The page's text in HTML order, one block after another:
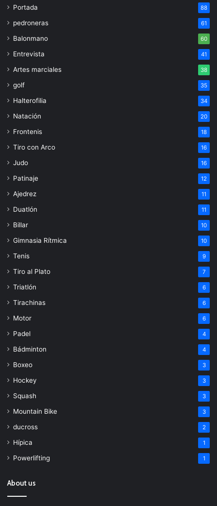
Portada 88
pedroneras 61
Balonmano 60
Entrevista 41
Artes marciales 38
golf 35
Halterofilia 34
Natación 20
Frontenis 18
Tiro con Arco 16
Judo 16
Patinaje 12
Ajedrez 11
Duatlón 11
Billar 10
Gimnasia Rítmica 10
Tenis 9
Tiro al Plato 7
Triatlón 6
Tirachinas 6
Motor 6
Padel 4
Bádminton 4
Boxeo 3
Hockey 3
Squash 3
Mountain Bike 3
ducross 2
Hípica 1
Powerlifting 1
About us